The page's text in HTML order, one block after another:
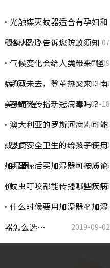
光触媒灭蚊器适合有孕妇和
婴幼儿… 2014-11-07
格林盈璐告诉您防蚊须知
2014-07-09
气候变化会给人类带来“怪
病”吗… 2020-03-19
新冠未去，登革热又来：南
美洲正在… 2020-03-18
苍蝇会传播新冠病毒吗？
2020-03-11
澳大利亚的罗斯河病毒可能
成为下… 2019-09-10
想要安全卫生的给孩子使用
加湿器… 2019-09-06
新国标后买加湿器可按质论
价 2019-09-06
蚊虫叮咬都能传播哪些疾病
2014-10-31
什么时候要用加湿器？加湿
器怎么选… 2019-09-02